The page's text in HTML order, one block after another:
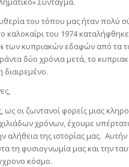
του τόπου μας ήταν πολύ
καλοκαίρι του 1974 καταλήφθηκε
των κυπριακών εδαφών από τα
δύο χρόνια μετά, το
ως οι ζωντανοί φορείς μιας
χρόνων, έχουμε
αλήθεια της ιστορίας μας.
τη φυσιογνωμία μας και την
κόσμο.